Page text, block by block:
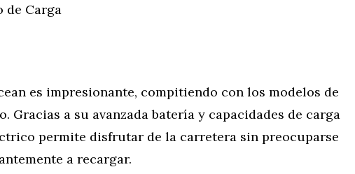
de Carga
es impresionante, compitiendo con los modelos de
Gracias a su avanzada batería y capacidades de carga
permite disfrutar de la carretera sin preocuparse
a recargar.